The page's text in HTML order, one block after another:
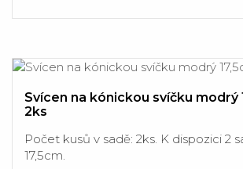
Svícen na kónickou svíčku modrý
2ks
Počet kusů v sadě: 2ks. K dispozici 2
17,5cm.